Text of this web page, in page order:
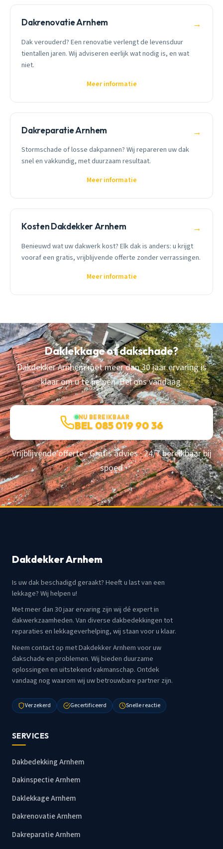
Dakrenovatie Arnhem →
Dak verouderd? Een renovatie verlengt de levensduur
tientallen jaren. Wij adviseren eerlijk wat nodig is, en wat
niet.
Meer informatie
Dakreparatie Arnhem →
Stormschade of losse dakpannen? Wij repareren uw dak
snel en vakkundig, met duurzaam resultaat.
Meer informatie
Kosten Dakdekker Arnhem →
Benieuwd wat uw dakwerk kost? Elk dak is anders: u krijgt
vooraf een gratis, vrijblijvende offerte zonder verrassingen.
Meer informatie
Daklekkage of dakschade?
Dakdekker Arnhem met meer dan 30 jaar ervaring is
klaar om u te helpen. Bel ons vandaag.
NU BEREIKBAAR
BEL 085 019 90 36
Vrijblijvende offerte · Gratis advies · 24/7 bereikbaar bij
spoed
Dakdekker Arnhem
Is uw dak beschadigd geraakt? Heeft u last van een
lekkage? Wij helpen u!
Met meer dan 30 jaar ervaring zijn wij dé expert in
dakwerkzaamheden. Van diverse dakbedekkingen tot
reparaties en lekkageverhelping, wij staan voor u klaar.
Neem contact op met Dakdekker Arnhem voor uw
dakschade en problemen. Wij bieden duurzame
oplossingen en uitstekend vakmanschap. Ontdek
vandaag nog waarom wij uw betrouwbare partner zijn.
Verzekerd Gecertificeerd Snelle reactie
SERVICES
Dakbedekking Arnhem
Dakinspectie Arnhem
Daklekkage Arnhem
Dakrenovatie Arnhem
Dakreparatie Arnhem